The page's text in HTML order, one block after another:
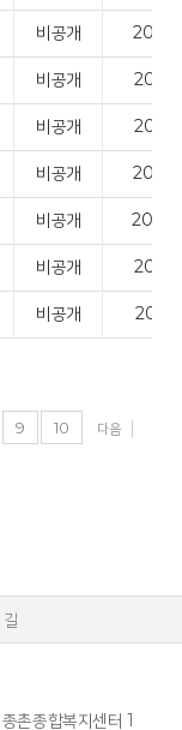
비공개
비공개
비공개
비공개
비공개
비공개
비공개
9 10
다음
촌종합복지센터 1